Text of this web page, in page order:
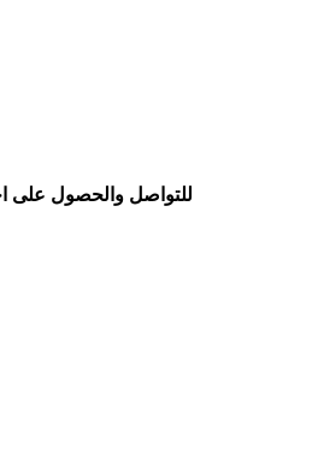
للتواصل والحصول على